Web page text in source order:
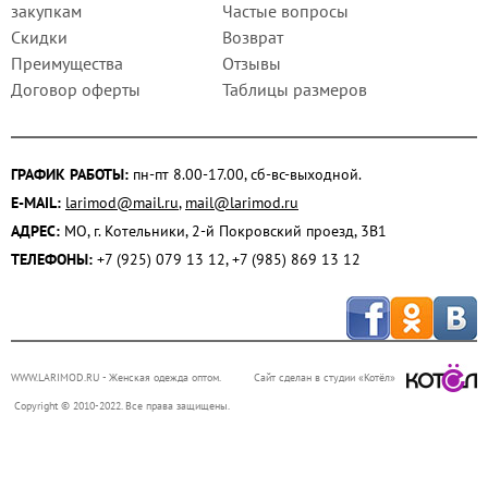
закупкам
Скидки
Преимущества
Договор оферты
Частые вопросы
Возврат
Отзывы
Таблицы размеров
ГРАФИК РАБОТЫ: пн-пт 8.00-17.00, сб-вс-выходной.
E-MAIL: larimod@mail.ru, mail@larimod.ru
АДРЕС: МО, г. Котельники, 2-й Покровский проезд, 3В1
ТЕЛЕФОНЫ: +7 (925) 079 13 12, +7 (985) 869 13 12
Сайт сделан в студии «Котёл»
WWW.LARIMOD.RU - Женская одежда оптом.
Copyright © 2010-2022. Все права защищены.